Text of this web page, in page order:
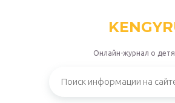
Онлайн-журнал о